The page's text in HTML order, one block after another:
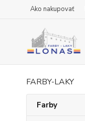
Ako nakupovať
FARBY-LAKY
Farby